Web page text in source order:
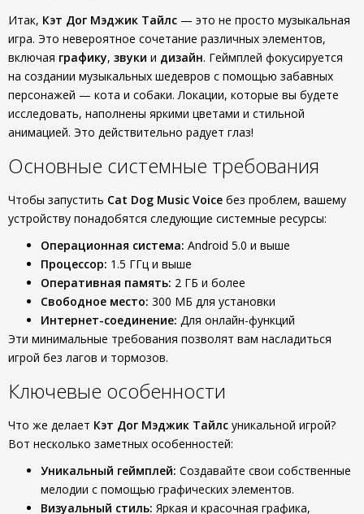
Итак, Кэт Дог Мэджик Тайлс — это не просто музыкальная
игра. Это невероятное сочетание различных элементов,
включая графику, звуки и дизайн. Геймплей фокусируется
на создании музыкальных шедевров с помощью забавных
персонажей — кота и собаки. Локации, которые вы будете
исследовать, наполнены яркими цветами и стильной
анимацией. Это действительно радует глаз!
Основные системные требования
Чтобы запустить Cat Dog Music Voice без проблем, вашему
устройству понадобятся следующие системные ресурсы:
Операционная система: Android 5.0 и выше
Процессор: 1.5 ГГц и выше
Оперативная память: 2 ГБ и более
Свободное место: 300 МБ для установки
Интернет-соединение: Для онлайн-функций
Эти минимальные требования позволят вам насладиться
игрой без лагов и тормозов.
Ключевые особенности
Что же делает Кэт Дог Мэджик Тайлс уникальной игрой?
Вот несколько заметных особенностей:
Уникальный геймплей: Создавайте свои собственные
мелодии с помощью графических элементов.
Визуальный стиль: Яркая и красочная графика,